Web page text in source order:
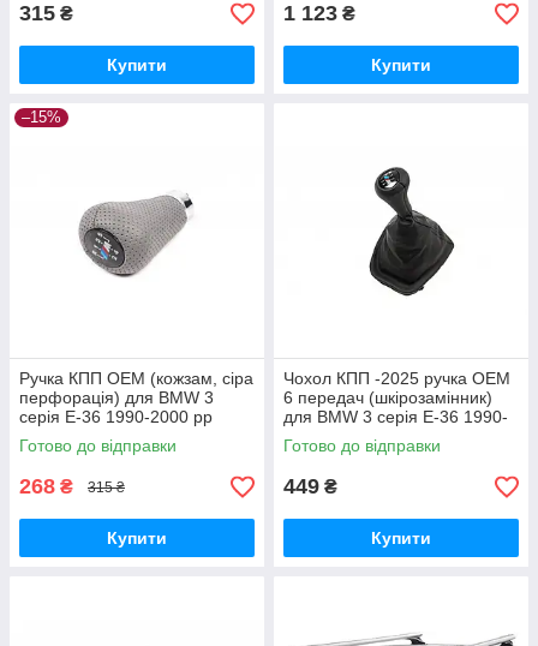
315 ₴
Купити
1 123 ₴
Купити
–15%
Ручка КПП ОЕМ (кожзам, сіра
перфорація) для BMW 3
серія E-36 1990-2000 рр
Готово до відправки
268 ₴ 315 ₴
Купити
Чохол КПП -2025 ручка OEM
6 передач (шкірозамінник)
для BMW 3 серія E-36 1990-
2000 рр
Готово до відправки
449 ₴
Купити